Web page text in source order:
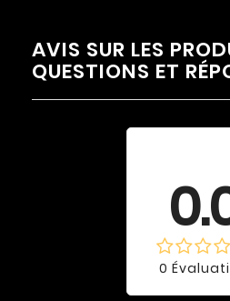
AVIS SUR LES
QUESTIONS ET
0